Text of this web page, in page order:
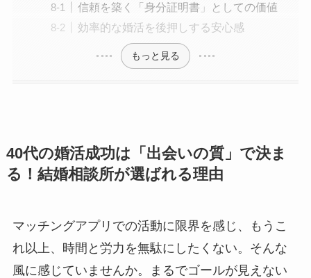
信頼を築く「身分証明書」としての価値
効率的な婚活を後押しする安心感
もっと見る
40代の婚活成功は「出会いの質」で決ま
る！結婚相談所が選ばれる理由
マッチングアプリでの活動に限界を感じ、もうこ
れ以上、時間と労力を無駄にしたくない。そんな
風に感じていませんか。まるでゴールが見えない